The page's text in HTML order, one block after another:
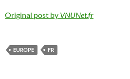
Original post by VNUNet.fr
EUROPE FR